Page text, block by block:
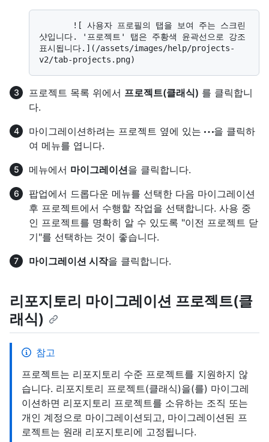
샷입니다. '프로젝트' 탭은 주황색 윤곽선으로 강조
표시됩니다.](/assets/images/help/projects-
프로젝트 목록 위에서 프로젝트(클래식) 를 클릭합니
다.
마이그레이션하려는 프로젝트 옆에 있는
을 클릭하
여 메뉴를 엽니다.
메뉴에서 마이그레이션을 클릭합니다.
팝업에서 드롭다운 메뉴를 선택한 다음 마이그레이션
후 프로젝트에서 수행할 작업을 선택합니다. 사용 중
인 프로젝트를 명확히 알 수 있도록 "이전 프로젝트 닫
기"를 선택하는 것이 좋습니다.
마이그레이션 시작을 클릭합니다.
리포지토리 마이그레이션 프로젝트(클
래식)
참고
프로젝트는 리포지토리 수준 프로젝트를 지원하지 않
습니다. 리포지토리 프로젝트(클래식)을(를) 마이그레
이션하면 리포지토리 프로젝트를 소유하는 조직 또는
개인 계정으로 마이그레이션되고, 마이그레이션된 프
로젝트는 원래 리포지토리에 고정됩니다.